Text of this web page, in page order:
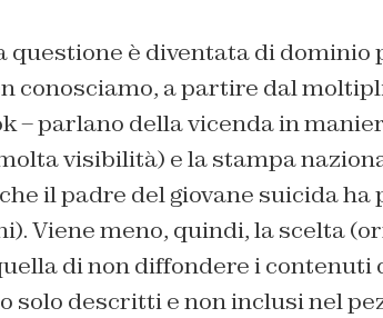
questione è diventata di
conosciamo, a partire dal
– parlano della vicenda in
visibilità) e la stampa
il padre del giovane suicida
Viene meno, quindi, la scelta
di non diffondere i contenuti
solo descritti e non inclusi nel